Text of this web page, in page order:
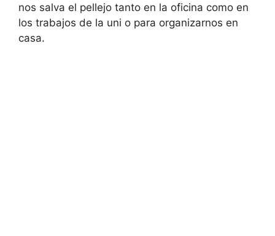
nos salva el pellejo tanto en la oficina como en
los trabajos de la uni o para organizarnos en
casa.